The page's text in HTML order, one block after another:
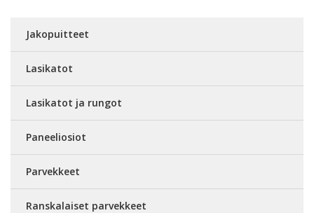
Jakopuitteet
Lasikatot
Lasikatot ja rungot
Paneeliosiot
Parvekkeet
Ranskalaiset parvekkeet